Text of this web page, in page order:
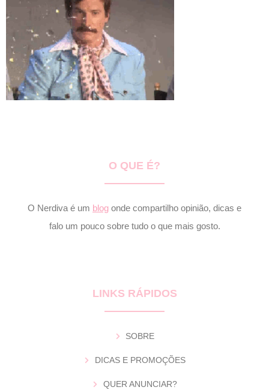
O QUE É?
O Nerdiva é um blog onde compartilho opinião, dicas e
falo um pouco sobre tudo o que mais gosto.
LINKS RÁPIDOS
SOBRE
DICAS E PROMOÇÕES
QUER ANUNCIAR?